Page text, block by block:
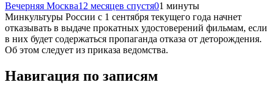
Вечерняя Москва12 месяцев спустя01 минуты
Минкультуры России с 1 сентября текущего года начнет
отказывать в выдаче прокатных удостоверений фильмам, если
в них будет содержаться пропаганда отказа от деторождения.
Об этом следует из приказа ведомства.
Навигация по записям